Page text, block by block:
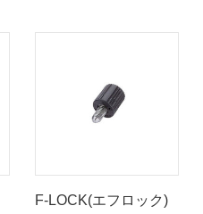
F-LOCK(エフロック)